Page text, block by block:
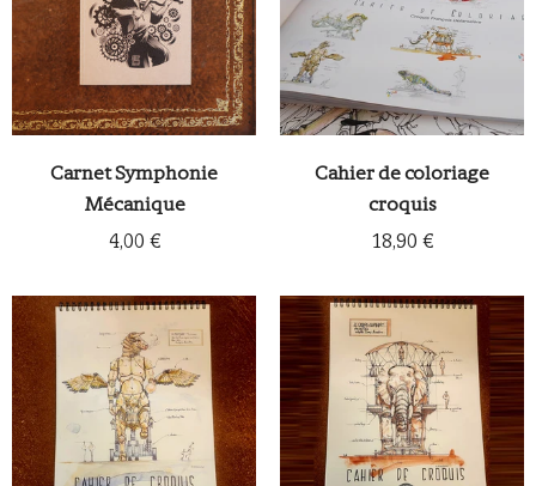
Carnet Symphonie
Mécanique
4,00 €
Cahier de coloriage
croquis
18,90 €